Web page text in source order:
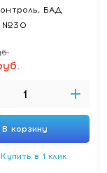
БАД
№30
В корзину
Купить в 1 клик